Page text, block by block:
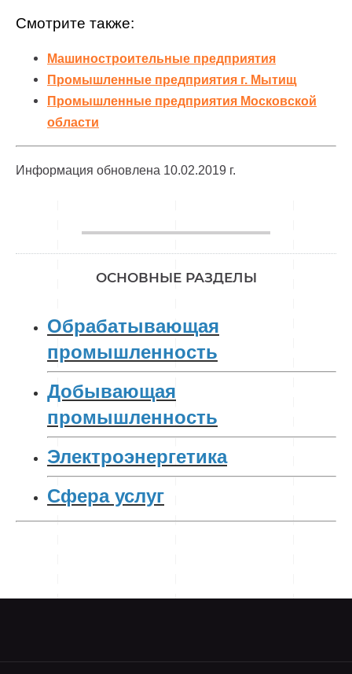
Смотрите также:
Машиностроительные предприятия
Промышленные предприятия г. Мытищ
Промышленные предприятия Московской
области
Информация обновлена 10.02.2019 г.
________________
ОСНОВНЫЕ РАЗДЕЛЫ
Обрабатывающая
промышленность
Добывающая
промышленность
Электроэнергетика
Сфера услуг